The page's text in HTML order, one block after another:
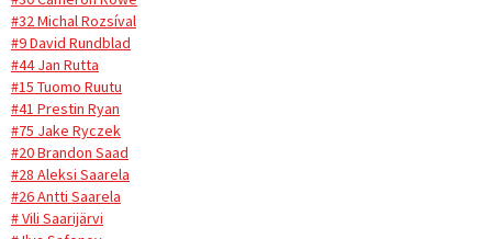
#32 Michal Rozsíval
#9 David Rundblad
#44 Jan Rutta
#15 Tuomo Ruutu
#41 Prestin Ryan
#75 Jake Ryczek
#20 Brandon Saad
#28 Aleksi Saarela
#26 Antti Saarela
# Vili Saarijärvi